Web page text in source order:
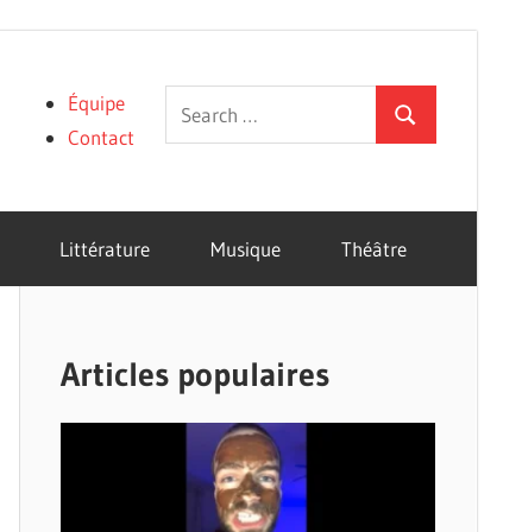
Search
for:
Search
Équipe
Contact
Littérature Musique Théâtre
Articles populaires